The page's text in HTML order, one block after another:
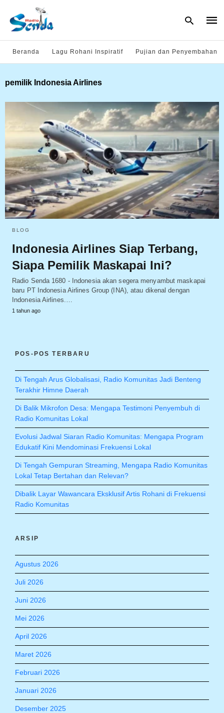
and
hit
Beranda Lagu Rohani Inspiratif Pujian dan Penyembahan
pemilik Indonesia Airlines
BLOG
Indonesia Airlines Siap Terbang,
Siapa Pemilik Maskapai Ini?
Radio Senda 1680 - Indonesia akan segera menyambut maskapai
baru PT Indonesia Airlines Group (INA), atau dikenal dengan
Indonesia Airlines.…
1 tahun ago
POS-POS TERBARU
Di Tengah Arus Globalisasi, Radio Komunitas Jadi Benteng
Terakhir Himne Daerah
Di Balik Mikrofon Desa: Mengapa Testimoni Penyembuh di
Radio Komunitas Lokal
Evolusi Jadwal Siaran Radio Komunitas: Mengapa Program
Edukatif Kini Mendominasi Frekuensi Lokal
Di Tengah Gempuran Streaming, Mengapa Radio Komunitas
Lokal Tetap Bertahan dan Relevan?
Dibalik Layar Wawancara Eksklusif Artis Rohani di Frekuensi
Radio Komunitas
ARSIP
Agustus 2026
Juli 2026
Juni 2026
Mei 2026
April 2026
Maret 2026
Februari 2026
Januari 2026
Desember 2025